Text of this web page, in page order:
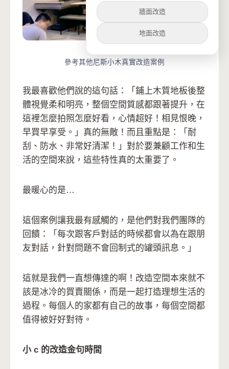
參考其他尼斯小木真實改造案例
我最喜歡他們說的這句話：「鋪上木質地板後整
體視覺柔和明亮，整個空間質感都跟著提升，在
這裡怎麼拍照怎麼好看，心情超好！相見恨晚，
早買早享受。」真的無敵！而且重點是：「耐
刮、防水、非常好清潔！」對於要兼顧工作和生
活的空間來說，這些特性真的太重要了。
最暖心的是…
這個案例讓我最有感觸的，是他們對我們團隊的
回饋：「每次跟客戶對話的時候都會以為在跟朋
友對話，針對問題不會回制式的罐頭訊息。」
這就是我們一直想傳達的啊！改造空間本來就不
該是冰冷的買賣關係，而是一起打造理想生活的
過程。每個人的家都有自己的故事，每個空間都
值得被好好對待。
小 c 的改造金句時間
牆面改造
地面改造